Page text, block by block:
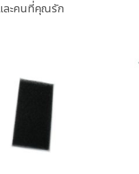
ละคนที่คุณรัก